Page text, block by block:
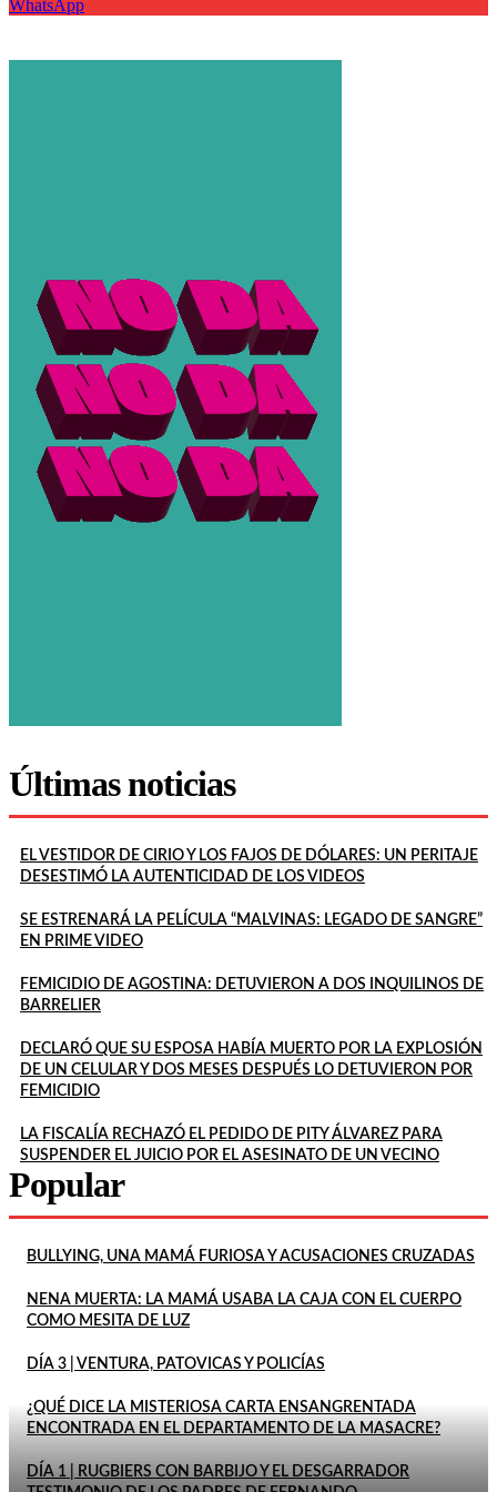
WhatsApp
Últimas noticias
EL VESTIDOR DE CIRIO Y LOS FAJOS DE DÓLARES: UN PERITAJE
DESESTIMÓ LA AUTENTICIDAD DE LOS VIDEOS
SE ESTRENARÁ LA PELÍCULA “MALVINAS: LEGADO DE SANGRE”
EN PRIME VIDEO
FEMICIDIO DE AGOSTINA: DETUVIERON A DOS INQUILINOS DE
BARRELIER
DECLARÓ QUE SU ESPOSA HABÍA MUERTO POR LA EXPLOSIÓN
DE UN CELULAR Y DOS MESES DESPUÉS LO DETUVIERON POR
FEMICIDIO
LA FISCALÍA RECHAZÓ EL PEDIDO DE PITY ÁLVAREZ PARA
SUSPENDER EL JUICIO POR EL ASESINATO DE UN VECINO
Popular
BULLYING, UNA MAMÁ FURIOSA Y ACUSACIONES CRUZADAS
NENA MUERTA: LA MAMÁ USABA LA CAJA CON EL CUERPO
COMO MESITA DE LUZ
DÍA 3 | VENTURA, PATOVICAS Y POLICÍAS
¿QUÉ DICE LA MISTERIOSA CARTA ENSANGRENTADA
ENCONTRADA EN EL DEPARTAMENTO DE LA MASACRE?
DÍA 1 | RUGBIERS CON BARBIJO Y EL DESGARRADOR